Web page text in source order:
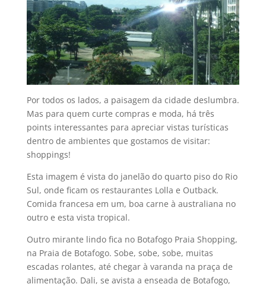
Por todos os lados, a paisagem da cidade deslumbra.
Mas para quem curte compras e moda, há três
points interessantes para apreciar vistas turí­sticas
dentro de ambientes que gostamos de visitar:
shoppings!
Esta imagem é vista do janelão do quarto piso do Rio
Sul, onde ficam os restaurantes Lolla e Outback.
Comida francesa em um, boa carne à australiana no
outro e esta vista tropical.
Outro mirante lindo fica no Botafogo Praia Shopping,
na Praia de Botafogo. Sobe, sobe, sobe, muitas
escadas rolantes, até chegar à varanda na praça de
alimentação. Dali, se avista a enseada de Botafogo,